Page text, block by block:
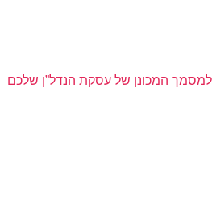
המכונן של עסקת הנדל”ן שלכם